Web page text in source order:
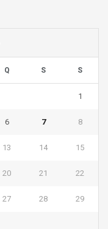
Q S S
1
6 7 8
13 14 15
20 21 22
27 28 29